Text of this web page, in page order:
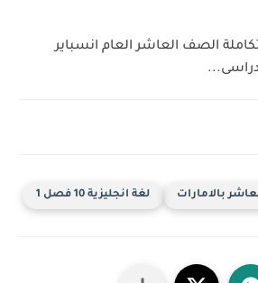
الصف العاشر العام انسباير
بالامارات لغة انجليزية 10 فصل 1